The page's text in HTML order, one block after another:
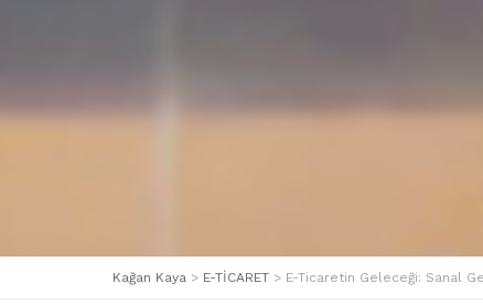
Kağan Kaya > E-TİCARET > E-Ticaretin Geleceği: Sanal